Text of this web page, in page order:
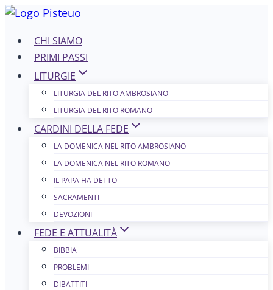
Salta
contenutoCHI SIAMO
PRIMI PASSI
LITURGIE
LITURGIA DEL RITO AMBROSIANO
LITURGIA DEL RITO ROMANO
CARDINI DELLA FEDE
LA DOMENICA NEL R​​​​​​ITO AMBROSIANO
LA DOMENICA NEL RITO ROMANO
IL PAPA HA DETTO
SACRAMENTI
DEVOZIONI
FEDE E ATTUALITÀ
BIBBIA
PROBLEMI
DIBATTITI